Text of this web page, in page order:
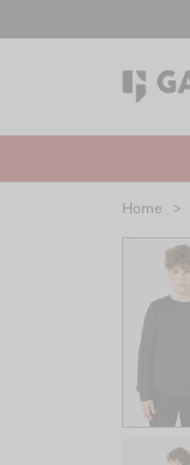
Home >